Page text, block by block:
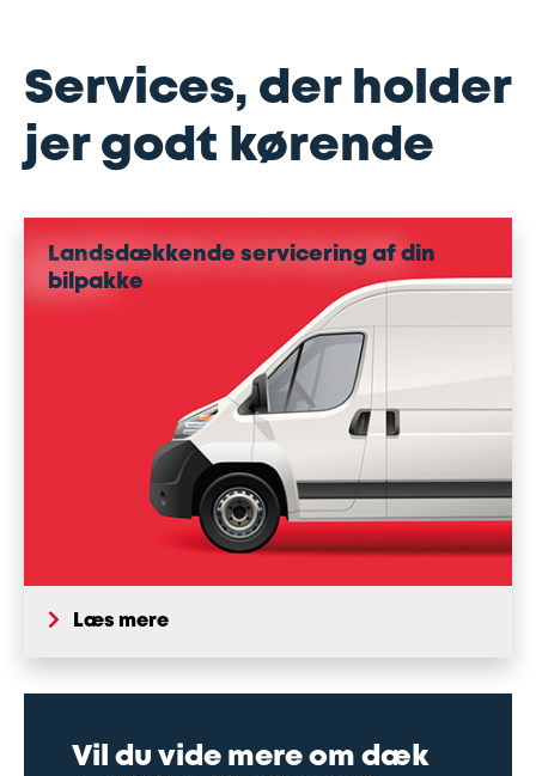
Services, der holder
jer godt kørende
Landsdækkende servicering af din
bilpakke
Læs mere
Vil du vide mere om dæk